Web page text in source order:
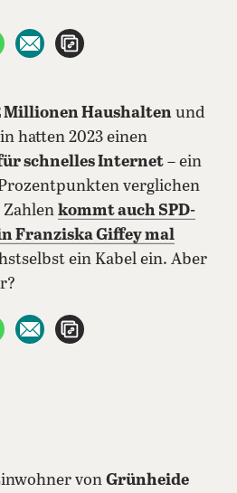
teilen
teilen
per WhatsApp teilen
per E-Mail teilen
Millionen Haushalten und
hatten 2023 einen
schnelles Internet– ein
verglichen
Zahlen kommt auch SPD-
Franziska Giffeymal
ein Kabel ein. Aber
teilen
teilen
per WhatsApp teilen
per E-Mail teilen
von Grünheide